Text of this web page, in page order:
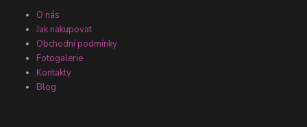
O nás
Jak nakupovat
Obchodní podmínky
Fotogalerie
Kontakty
Blog